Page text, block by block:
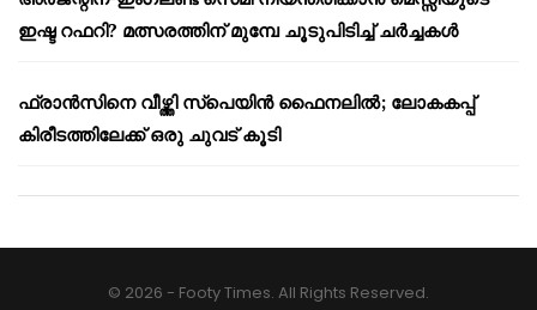
ഇഷ്ട റഫറി? മത്സരത്തിന് മുമ്പേ ചൂടുപിടിച്ച് ചർച്ചകൾ
ഫ്രാൻസിനെ വീഴ്ത്തി സ്പെയിൻ ഫൈനലിൽ; ലോകകപ്പ്
കിരീടത്തിലേക്ക് ഒരു ചുവട് കൂടി
© 2026 - Footy Times. All Rights Reserved.